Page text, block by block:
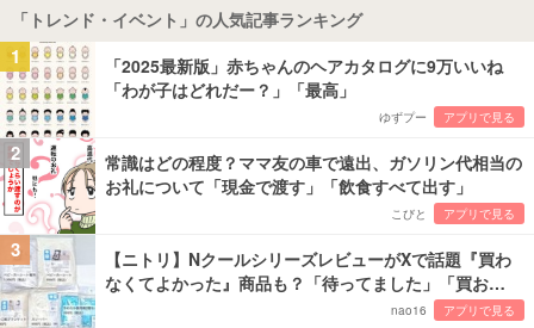
「トレンド・イベント」の人気記事ランキング
1
「2025最新版」赤ちゃんのヘアカタログに9万いいね
「わが子はどれだー？」「最高」
ゆずプー アプリで見る
2
常識はどの程度？ママ友の車で遠出、ガソリン代相当の
お礼について「現金で渡す」「飲食すべて出す」
こびと アプリで見る
3
【ニトリ】NクールシリーズレビューがXで話題『買わ
なくてよかった』商品も？「待ってました」「買お…
nao16 アプリで見る